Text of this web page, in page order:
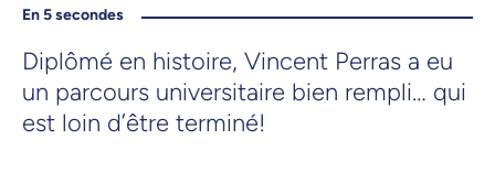
En 5 secondes
Diplômé en histoire, Vincent Perras a eu
un parcours universitaire bien rempli… qui
est loin d’être terminé!